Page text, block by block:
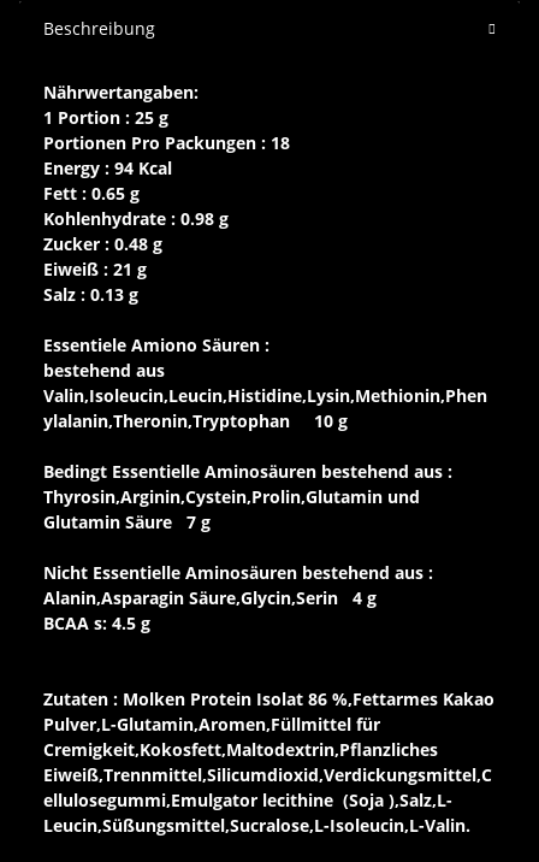
Beschreibung
Nährwertangaben:
1 Portion : 25 g
Portionen Pro Packungen : 18
Energy : 94 Kcal
Fett : 0.65 g
Kohlenhydrate : 0.98 g
Zucker : 0.48 g
Eiweiß : 21 g
Salz : 0.13 g
Essentiele Amiono Säuren :
bestehend aus
Valin,Isoleucin,Leucin,Histidine,Lysin,Methionin,Phen
ylalanin,Theronin,Tryptophan 10 g
Bedingt Essentielle Aminosäuren bestehend aus :
Thyrosin,Arginin,Cystein,Prolin,Glutamin und
Glutamin Säure 7 g
Nicht Essentielle Aminosäuren bestehend aus :
Alanin,Asparagin Säure,Glycin,Serin 4 g
BCAA s: 4.5 g
Zutaten : Molken Protein Isolat 86 %,Fettarmes Kakao
Pulver,L-Glutamin,Aromen,Füllmittel für
Cremigkeit,Kokosfett,Maltodextrin,Pflanzliches
Eiweiß,Trennmittel,Silicumdioxid,Verdickungsmittel,C
ellulosegummi,Emulgator lecithine (Soja ),Salz,L-
Leucin,Süßungsmittel,Sucralose,L-Isoleucin,L-Valin.